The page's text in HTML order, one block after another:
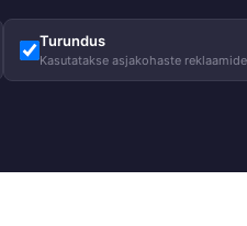
Turundus
Kasutatakse asjakohaste